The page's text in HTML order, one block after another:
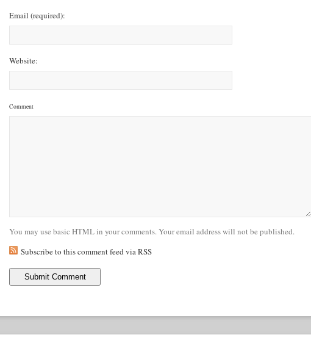
Email (required):
Website:
Comment
You may use basic HTML in your comments. Your email address will not be published.
Subscribe to this comment feed via RSS